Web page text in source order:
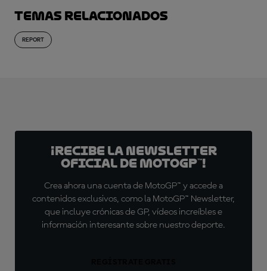
Temas relacionados
REPORT
¡Recibe la Newsletter
oficial de MotoGP™!
Crea ahora una cuenta de MotoGP™ y accede a
contenidos exclusivos, como la MotoGP™ Newsletter,
que incluye crónicas de GP, vídeos increíbles e
información interesante sobre nuestro deporte.